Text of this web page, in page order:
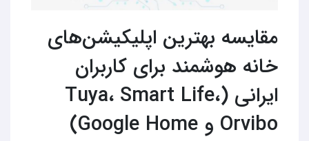
مقایسه بهترین اپلیکیشن‌های
خانه هوشمند برای کاربران
ایرانی (Tuya، Smart Life،
Orvibo و Google Home)